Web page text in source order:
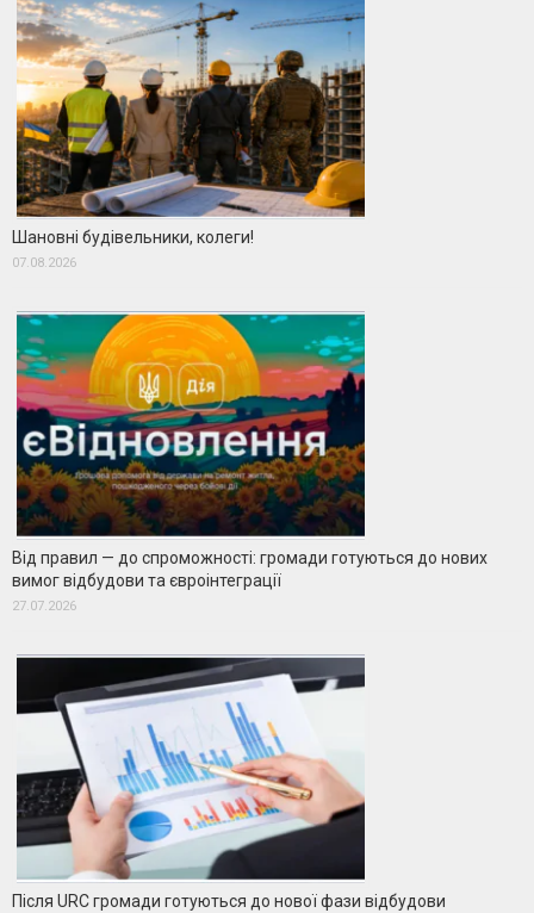
Шановні будівельники, колеги!
07.08.2026
Від правил — до спроможності: громади готуються до нових
вимог відбудови та євроінтеграції
27.07.2026
Після URC громади готуються до нової фази відбудови